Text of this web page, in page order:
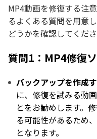
MP4動画を修復する注
るよくある質問を用意
どうかを確認してくださ
質問1：MP4修復
バックアップを作成
に、修復を試みる動
とをお勧めします。
る可能性があるため
となります。